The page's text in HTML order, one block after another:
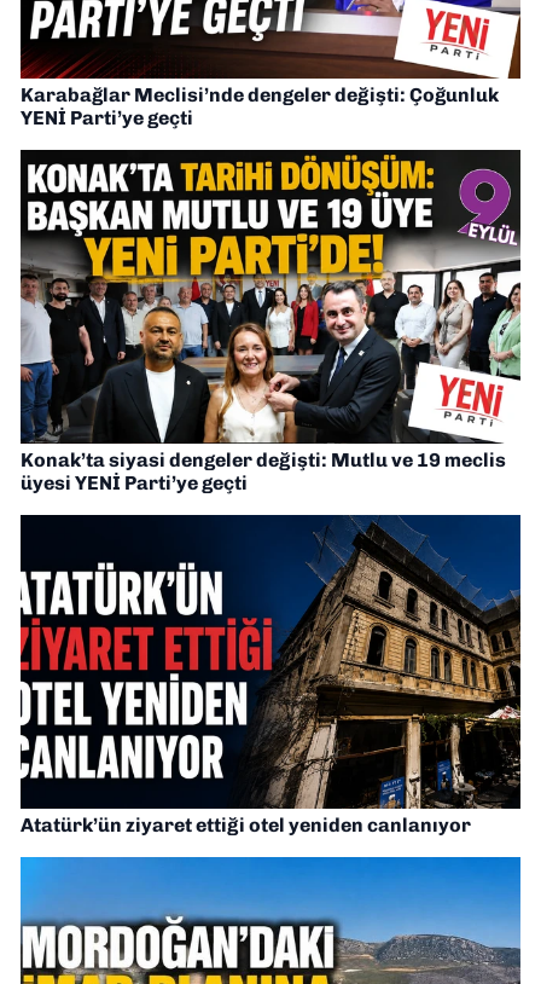
Karabağlar Meclisi’nde dengeler değişti: Çoğunluk
YENİ Parti’ye geçti
Konak’ta siyasi dengeler değişti: Mutlu ve 19 meclis
üyesi YENİ Parti’ye geçti
Atatürk’ün ziyaret ettiği otel yeniden canlanıyor